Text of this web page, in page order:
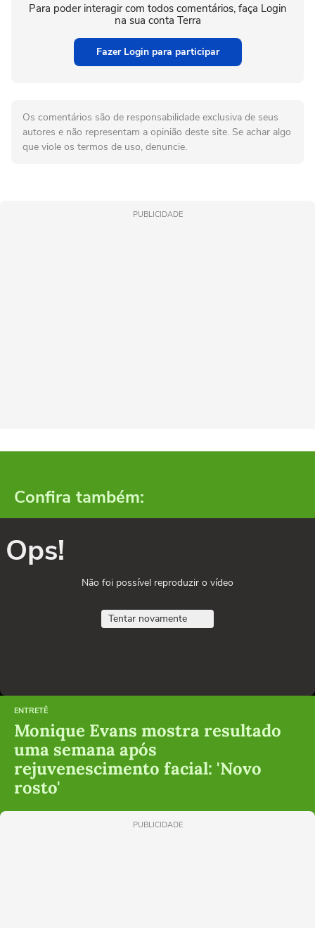
Para poder interagir com todos comentários, faça Login
na sua conta Terra
Fazer Login para participar
Os comentários são de responsabilidade exclusiva de seus
autores e não representam a opinião deste site. Se achar algo
que viole os termos de uso, denuncie.
PUBLICIDADE
Confira também:
Ops!
Não foi possível reproduzir o vídeo
Tentar novamente
ENTRETÊ
Monique Evans mostra resultado
uma semana após
rejuvenescimento facial: 'Novo
rosto'
PUBLICIDADE